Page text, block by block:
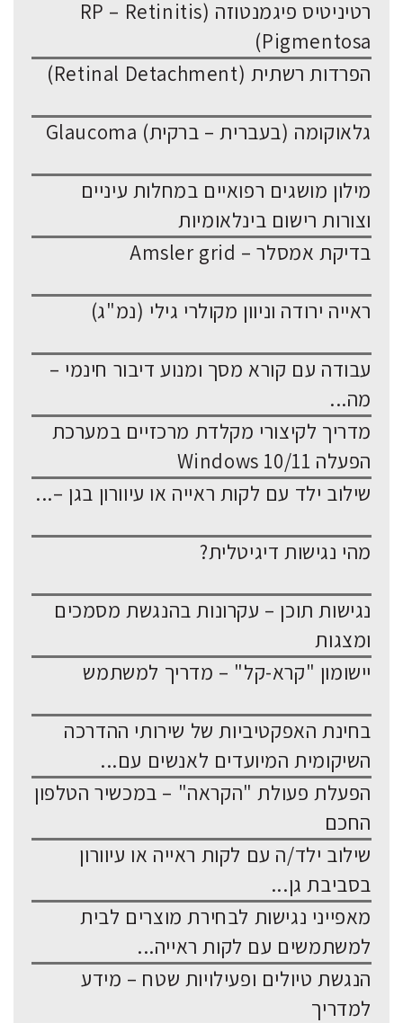
רטיניטיס פיגמנטוזה (RP – Retinitis
Pigmentosa)
הפרדות רשתית (Retinal Detachment)
גלאוקומה (בעברית – ברקית) Glaucoma
מילון מושגים רפואיים במחלות עיניים
וצורות רישום בינלאומיות
בדיקת אמסלר – Amsler grid
ראייה ירודה וניוון מקולרי גילי (נמ"ג)
עבודה עם קורא מסך ומנוע דיבור חינמי –
מה...
מדריך לקיצורי מקלדת מרכזיים במערכת
הפעלה Windows 10/11
שילוב ילד עם לקות ראייה או עיוורון בגן –...
מהי נגישות דיגיטלית?
נגישות תוכן – עקרונות בהנגשת מסמכים
ומצגות
יישומון "קרא-קל" – מדריך למשתמש
בחינת האפקטיביות של שירותי ההדרכה
השיקומית המיועדים לאנשים עם...
הפעלת פעולת "הקראה" – במכשיר הטלפון
החכם
שילוב ילד/ה עם לקות ראייה או עיוורון
בסביבת גן...
מאפייני נגישות לבחירת מוצרים לבית
למשתמשים עם לקות ראייה...
הנגשת טיולים ופעילויות שטח – מידע
למדריך